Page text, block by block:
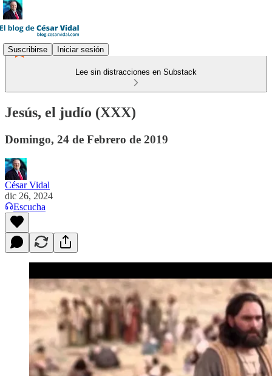
Suscribirse Iniciar sesión
Lee sin distracciones en Substack
Jesús, el judío (XXX)
Domingo, 24 de Febrero de 2019
César Vidal
dic 26, 2024
Escucha